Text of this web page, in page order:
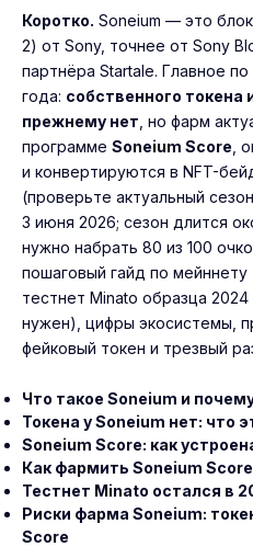
Коротко. Soneium — это
2) от Sony, точнее от Sony
партнёра Startale. Главное
года: собственного токена
прежнему нет , но фарм
программе Soneium Score ,
и конвертируются в NFT-
(проверьте актуальный
3 июня 2026; сезон длится
нужно набрать 80 из 100
пошаговый гайд по мейннету
тестнет Minato образца
нужен), цифры экосистемы,
фейковый токен и трезвый
Что такое Soneium и
Токена у Soneium нет: что
Soneium Score: как
Как фармить Soneium
Тестнет Minato остался в
Риски фарма Soneium:
Score